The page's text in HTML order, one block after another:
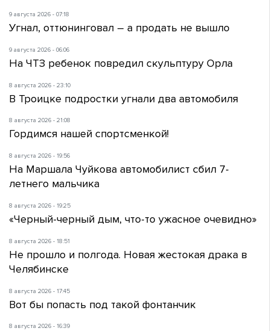
9 августа 2026 - 07:18
Угнал, оттюнинговал – а продать не вышло
9 августа 2026 - 06:06
На ЧТЗ ребенок повредил скульптуру Орла
8 августа 2026 - 23:10
В Троицке подростки угнали два автомобиля
8 августа 2026 - 21:08
Гордимся нашей спортсменкой!
8 августа 2026 - 19:56
На Маршала Чуйкова автомобилист сбил 7-
летнего мальчика
8 августа 2026 - 19:25
«Черный-черный дым, что-то ужасное очевидно»
8 августа 2026 - 18:51
Не прошло и полгода. Новая жестокая драка в
Челябинске
8 августа 2026 - 17:45
Вот бы попасть под такой фонтанчик
8 августа 2026 - 16:39